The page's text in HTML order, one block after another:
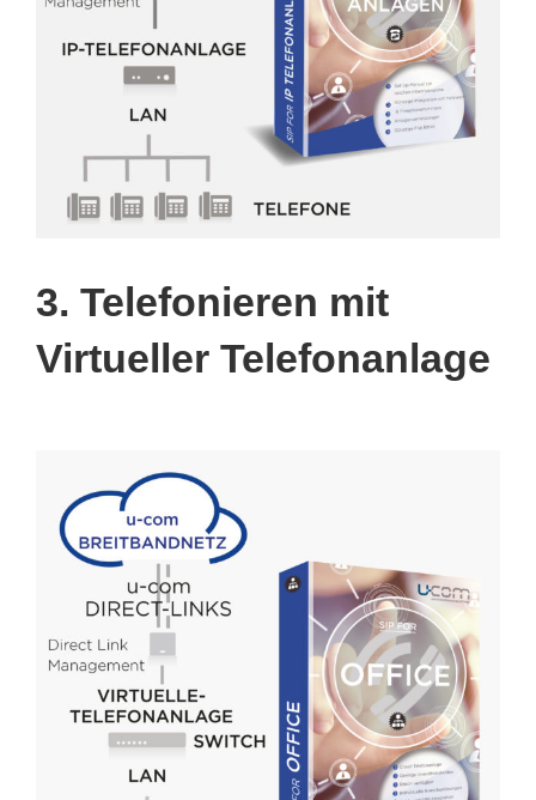
3. Telefonieren mit
Virtueller Telefonanlage